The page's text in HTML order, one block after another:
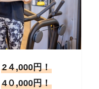
2４,000円！
4０,000円！